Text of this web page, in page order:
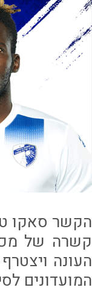
הקשר סאקו
קשרה של
העונה
המועדונים